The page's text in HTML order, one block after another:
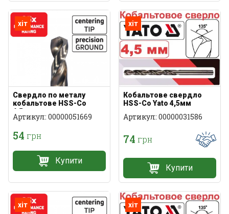
хіт
Свердло по металу
кобальтове HSS-Co
4,5мм
Артикул: 00000051669
54 грн
Купити
хіт
Кобальтове свердло
HSS-Co Yato 4,5мм
Артикул: 00000031586
74 грн
Купити
хіт хіт